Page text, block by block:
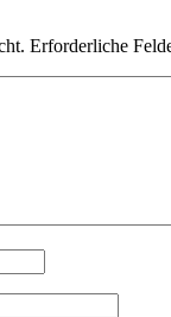
Erforderliche